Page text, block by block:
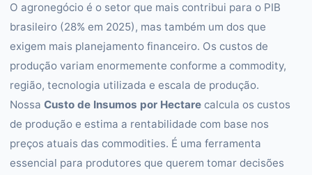
O agronegócio é o setor que mais contribui para o PIB
brasileiro (28% em 2025), mas também um dos que
exigem mais planejamento financeiro. Os custos de
produção variam enormemente conforme a commodity,
região, tecnologia utilizada e escala de produção.
Nossa Custo de Insumos por Hectare calcula os custos
de produção e estima a rentabilidade com base nos
preços atuais das commodities. É uma ferramenta
essencial para produtores que querem tomar decisões